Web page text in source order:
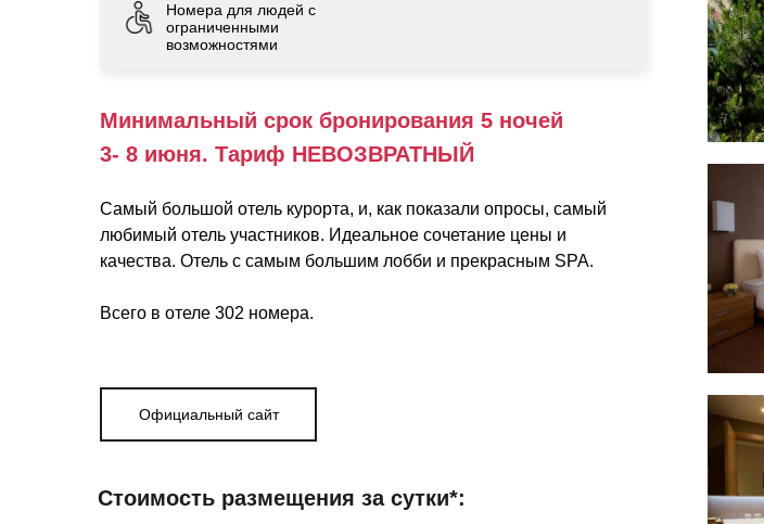
Минимальный срок бронирования 5 ночей
3- 8 июня. Тариф НЕВОЗВРАТНЫЙ
Номера для людей с
ограниченными
возможностями
Самый большой отель курорта, и, как показали опросы, самый
любимый отель участников. Идеальное сочетание цены и
качества. Отель с самым большим лобби и прекрасным SPA.
Всего в отеле 302 номера.
Официальный сайт
Стоимость размещения за сутки*: